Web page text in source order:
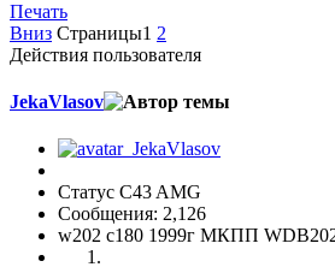
Печать
Вниз Страницы1 2
Действия пользователя
JekaVlasov
Статус C43 AMG
Сообщения: 2,126
w202 c180 1999г МКПП